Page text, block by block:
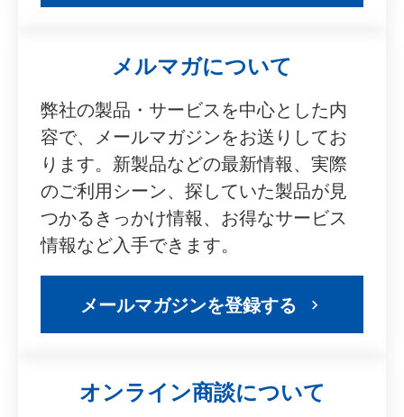
メルマガについて
弊社の製品・サービスを中心とした内
容で、メールマガジンをお送りしてお
ります。新製品などの最新情報、実際
のご利用シーン、探していた製品が見
つかるきっかけ情報、お得なサービス
情報など入手できます。
メールマガジンを登録する
オンライン商談について